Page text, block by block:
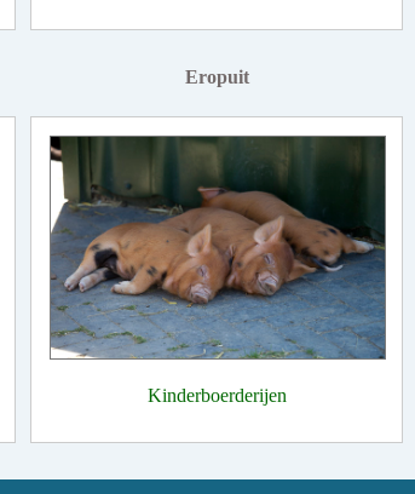
Eropuit
Kinderboerderijen